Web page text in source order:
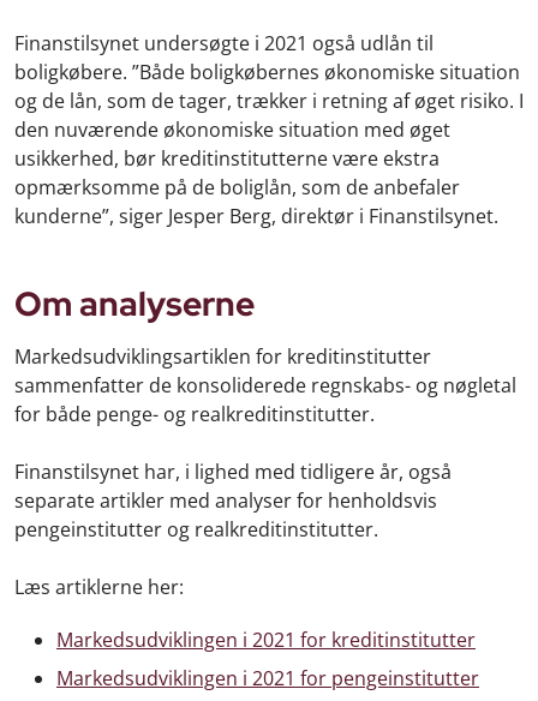
Finanstilsynet undersøgte i 2021 også udlån til
boligkøbere. ”Både boligkøbernes økonomiske situation
og de lån, som de tager, trækker i retning af øget risiko. I
den nuværende økonomiske situation med øget
usikkerhed, bør kreditinstitutterne være ekstra
opmærksomme på de boliglån, som de anbefaler
kunderne”, siger Jesper Berg, direktør i Finanstilsynet.
Om analyserne
Markedsudviklingsartiklen for kreditinstitutter
sammenfatter de konsoliderede regnskabs- og nøgletal
for både penge- og realkreditinstitutter.
Finanstilsynet har, i lighed med tidligere år, også
separate artikler med analyser for henholdsvis
pengeinstitutter og realkreditinstitutter.
Læs artiklerne her:
Markedsudviklingen i 2021 for kreditinstitutter
Markedsudviklingen i 2021 for pengeinstitutter